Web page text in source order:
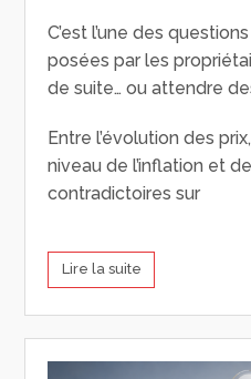
C’est l’une des
posées par les
de suite… ou attendre
Entre l’évolution des
niveau de l’inflation et
contradictoires sur
Lire la suite